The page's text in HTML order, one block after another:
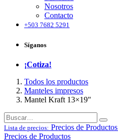
Nosotros
Contacto
+503 7682 5291
Síganos
¡Cotiza!
Todos los productos
Manteles impresos
Mantel Kraft 13×19"
Lista de precios: Precios de Productos
Precios de Productos